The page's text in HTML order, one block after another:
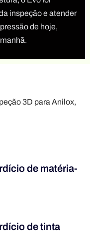
inspeção e atender
de hoje,
3D para Anilox,
de matéria-
de tinta